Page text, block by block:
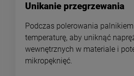
Unikanie przegrzewania
Podczas polerowania
temperaturę, aby uniknąć
wewnętrznych w materiale i
mikropęknięć.